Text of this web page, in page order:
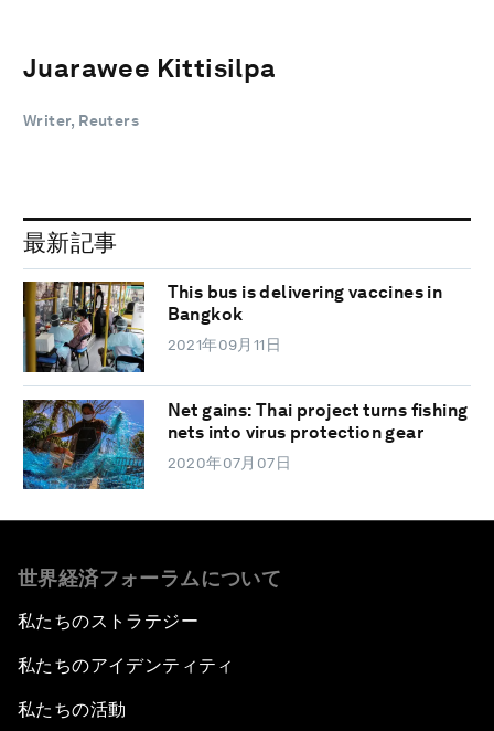
Juarawee Kittisilpa
Writer, Reuters
最新記事
This bus is delivering vaccines in
Bangkok
2021年09月11日
Net gains: Thai project turns fishing
nets into virus protection gear
2020年07月07日
世界経済フォーラムについて
私たちのストラテジー
私たちのアイデンティティ
私たちの活動